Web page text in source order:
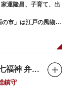
運隆昌、子育て、出
市」は江戸の風物詩
頭芋、お多福の面な
す。樋口一葉の代表
なでおかめ」も人
とも言われ、福が多
吉原神社（浅草名所七福神 弁財天）
鎮守